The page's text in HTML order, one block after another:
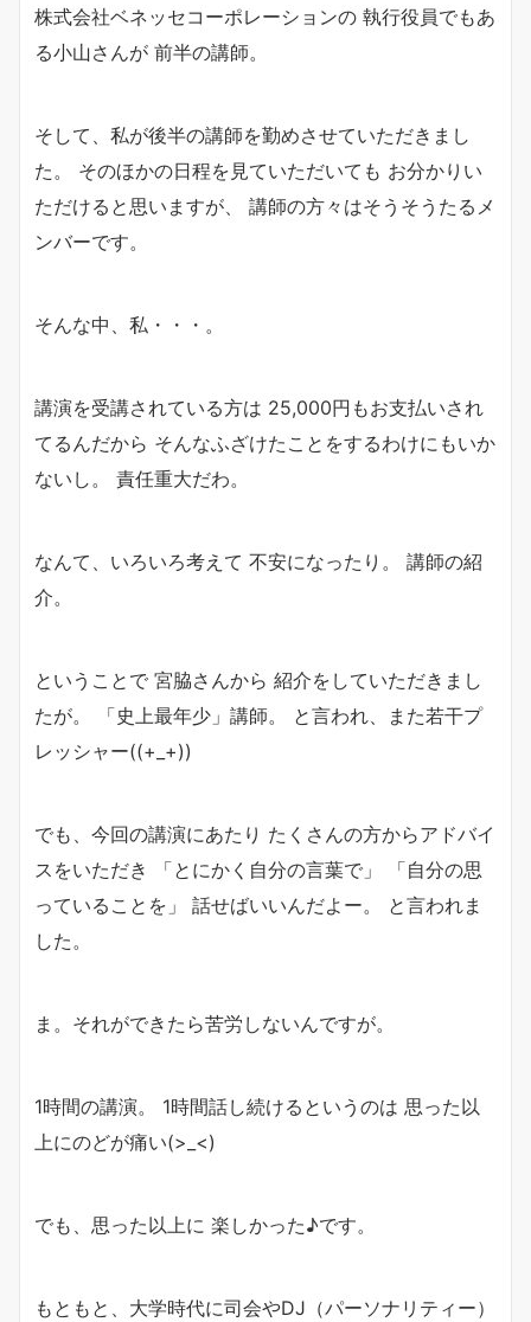
株式会社ベネッセコーポレーションの 執行役員でもあ
る小山さんが 前半の講師。
そして、私が後半の講師を勤めさせていただきまし
た。 そのほかの日程を見ていただいても お分かりい
ただけると思いますが、 講師の方々はそうそうたるメ
ンバーです。
そんな中、私・・・。
講演を受講されている方は 25,000円もお支払いされ
てるんだから そんなふざけたことをするわけにもいか
ないし。 責任重大だわ。
なんて、いろいろ考えて 不安になったり。 講師の紹
介。
ということで 宮脇さんから 紹介をしていただきまし
たが。 「史上最年少」講師。 と言われ、また若干プ
レッシャー((+_+))
でも、今回の講演にあたり たくさんの方からアドバイ
スをいただき 「とにかく自分の言葉で」 「自分の思
っていることを」 話せばいいんだよー。 と言われま
した。
ま。それができたら苦労しないんですが。
1時間の講演。 1時間話し続けるというのは 思った以
上にのどが痛い(>_<)
でも、思った以上に 楽しかった♪です。
もともと、大学時代に司会やDJ（パーソナリティー）